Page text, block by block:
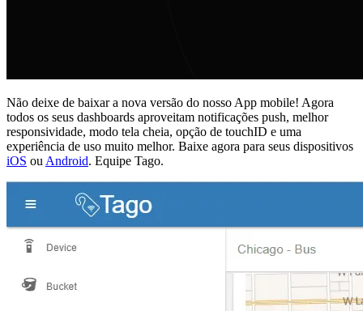
Não deixe de baixar a nova versão do nosso App mobile! Agora
todos os seus dashboards aproveitam notificações push, melhor
responsividade, modo tela cheia, opção de touchID e uma
experiência de uso muito melhor. Baixe agora para seus dispositivos
iOS ou Android. Equipe Tago.